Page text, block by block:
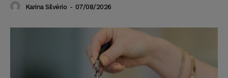
Karina Silvério - 07/08/2026